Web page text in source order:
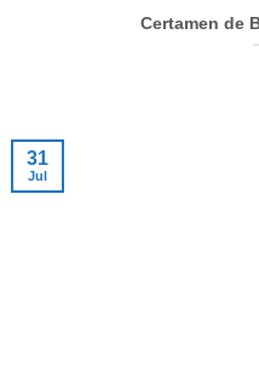
Certamen de
31
Jul